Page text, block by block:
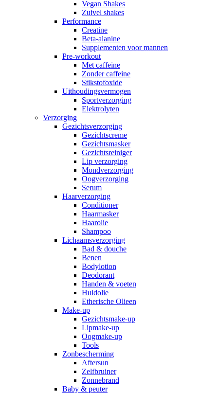
Vegan Shakes
Zuivel shakes
Performance
Creatine
Beta-alanine
Supplementen voor mannen
Pre-workout
Met caffeine
Zonder caffeine
Stikstofoxide
Uithoudingsvermogen
Sportverzorging
Elektrolyten
Verzorging
Gezichtsverzorging
Gezichtscreme
Gezichtsmasker
Gezichtsreiniger
Lip verzorging
Mondverzorging
Oogverzorging
Serum
Haarverzorging
Conditioner
Haarmasker
Haarolie
Shampoo
Lichaamsverzorging
Bad & douche
Benen
Bodylotion
Deodorant
Handen & voeten
Huidolie
Etherische Olieen
Make-up
Gezichtsmake-up
Lipmake-up
Oogmake-up
Tools
Zonbescherming
Aftersun
Zelfbruiner
Zonnebrand
Baby & peuter